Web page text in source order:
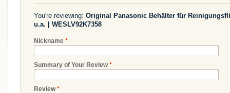
You're reviewing: Original Panasonic Behälter für
u.a. | WESLV92K7358
*
Nickname
*
Summary of Your Review
*
Review